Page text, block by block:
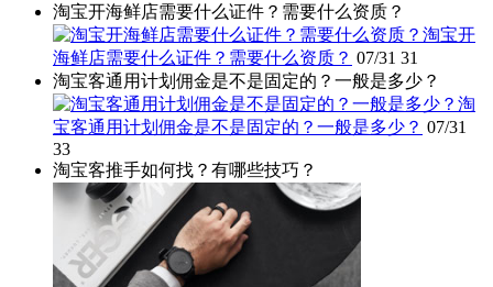
淘宝开海鲜店需要什么证件？需要什么资质？
淘宝开
海鲜店需要什么证件？需要什么资质？ 07/31 31
淘宝客通用计划佣金是不是固定的？一般是多少？
淘
宝客通用计划佣金是不是固定的？一般是多少？ 07/31
33
淘宝客推手如何找？有哪些技巧？